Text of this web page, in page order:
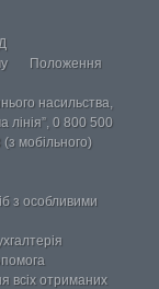
Положення
насильства,
лінія”, 0 800 500
мобільного)
з особливими
всіх отриманих